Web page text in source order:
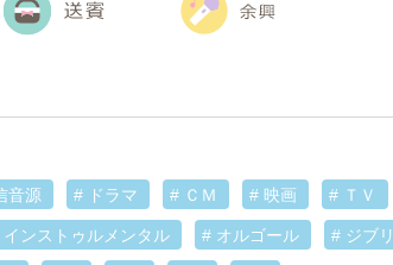
音源 # ドラマ # ＣＭ # 映画 # ＴＶ
インストゥルメンタル # オルゴール # ジブリ